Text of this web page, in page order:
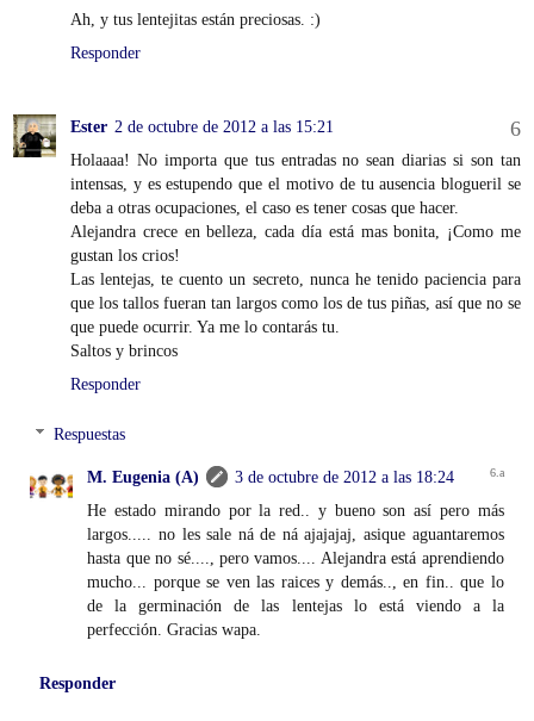
Ah, y tus lentejitas están preciosas. :)
Responder
Ester 2 de octubre de 2012 a las 15:21
Holaaaa! No importa que tus entradas no sean diarias si son tan
intensas, y es estupendo que el motivo de tu ausencia blogueril se
deba a otras ocupaciones, el caso es tener cosas que hacer.
Alejandra crece en belleza, cada día está mas bonita, ¡Como me
gustan los crios!
Las lentejas, te cuento un secreto, nunca he tenido paciencia para
que los tallos fueran tan largos como los de tus piñas, así que no se
que puede ocurrir. Ya me lo contarás tu.
Saltos y brincos
Responder
Respuestas
M. Eugenia (A)
3 de octubre de 2012 a las 18:24
He estado mirando por la red.. y bueno son así pero más
largos..... no les sale ná de ná ajajajaj, asique aguantaremos
hasta que no sé...., pero vamos.... Alejandra está aprendiendo
mucho... porque se ven las raices y demás.., en fin.. que lo
de la germinación de las lentejas lo está viendo a la
perfección. Gracias wapa.
Responder